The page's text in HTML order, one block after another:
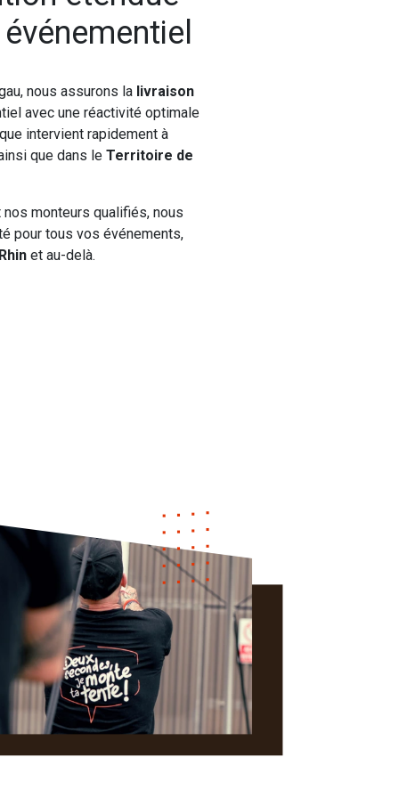
nous assurons la livraison
avec une réactivité optimale
intervient rapidement à
que dans le Territoire de
monteurs qualifiés, nous
pour tous vos événements,
et au-delà.